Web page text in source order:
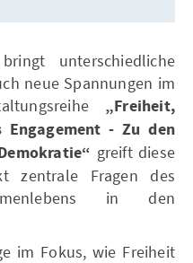
unterschiedliche
neue Spannungen im
„Freiheit,
Engagement - Zu den
greift diese
zentrale Fragen des
in den
im Fokus, wie Freiheit